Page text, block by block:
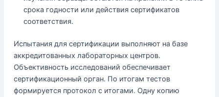
срока годности или действия сертификатов
соответствия.
Испытания для сертификации выполняют на базе
аккредитованных лабораторных центров.
Объективность исследований обеспечивает
сертификационный орган. По итогам тестов
формируется протокол с итогами. Одну копию